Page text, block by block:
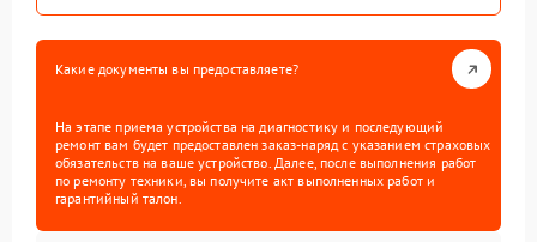
Какие документы вы предоставляете?
На этапе приема устройства на диагностику и последующий
ремонт вам будет предоставлен заказ-наряд с указанием страховых
обязательств на ваше устройство. Далее, после выполнения работ
по ремонту техники, вы получите акт выполненных работ и
гарантийный талон.